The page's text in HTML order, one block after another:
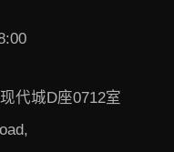
代城D座0712室